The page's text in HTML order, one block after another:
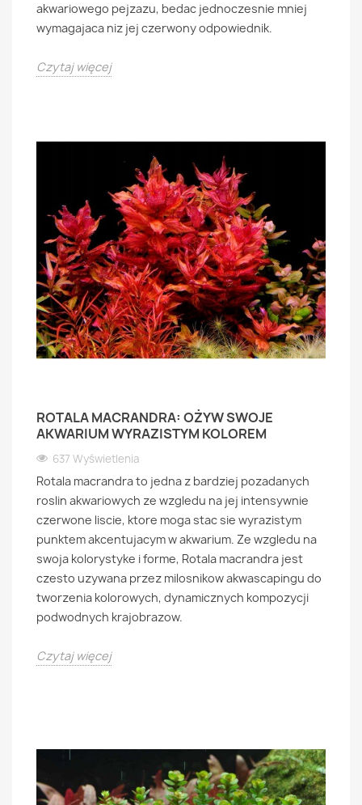
akwariowego pejzazu, bedac jednoczesnie mniej
wymagajaca niz jej czerwony odpowiednik.
Czytaj więcej
ROTALA MACRANDRA: OŻYW SWOJE
AKWARIUM WYRAZISTYM KOLOREM
637 Wyświetlenia
Rotala macrandra to jedna z bardziej pozadanych
roslin akwariowych ze wzgledu na jej intensywnie
czerwone liscie, ktore moga stac sie wyrazistym
punktem akcentujacym w akwarium. Ze wzgledu na
swoja kolorystyke i forme, Rotala macrandra jest
czesto uzywana przez milosnikow akwascapingu do
tworzenia kolorowych, dynamicznych kompozycji
podwodnych krajobrazow.
Czytaj więcej